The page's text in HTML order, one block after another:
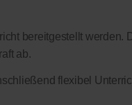
bereitgestellt werden.
ab.
flexibel